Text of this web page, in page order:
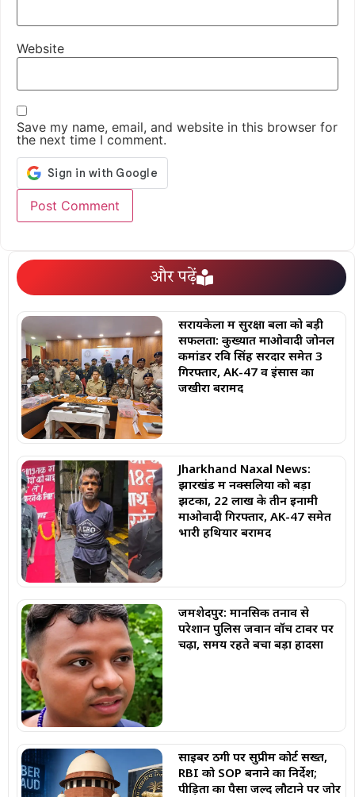
Website
Save my name, email, and website in this browser for
the next time I comment.
और पढ़ें
सरायकेला में सुरक्षा बलों को बड़ी
सफलता: कुख्यात माओवादी जोनल
कमांडर रवि सिंह सरदार समेत 3
गिरफ्तार, AK-47 व इंसास का
जखीरा बरामद
Jharkhand Naxal News:
झारखंड में नक्सलियों को बड़ा
झटका, 22 लाख के तीन इनामी
माओवादी गिरफ्तार, AK-47 समेत
भारी हथियार बरामद
जमशेदपुर: मानसिक तनाव से
परेशान पुलिस जवान वॉच टावर पर
चढ़ा, समय रहते बचा बड़ा हादसा
साइबर ठगी पर सुप्रीम कोर्ट सख्त,
RBI को SOP बनाने का निर्देश;
पीड़ितों का पैसा जल्द लौटाने पर जोर